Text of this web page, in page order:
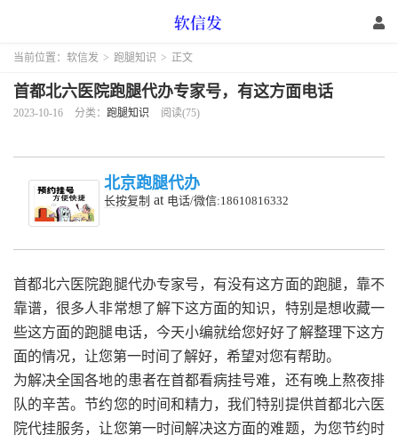
当前位置： 软信发 > 跑腿知识 > 正文
首都北六医院跑腿代办专家号，有这方面电话
2023-10-16 分类： 跑腿知识 阅读(75)
北京跑腿代办
长按复制 at 电话/微信:18610816332
首都北六医院跑腿代办专家号，有没有这方面的跑腿，靠不
靠谱，很多人非常想了解下这方面的知识，特别是想收藏一
些这方面的跑腿电话，今天小编就给您好好了解整理下这方
面的情况，让您第一时间了解好，希望对您有帮助。
为解决全国各地的患者在首都看病挂号难，还有晚上熬夜排
队的辛苦。节约您的时间和精力，我们特别提供首都北六医
院代挂服务，让您第一时间解决这方面的难题，为您节约时